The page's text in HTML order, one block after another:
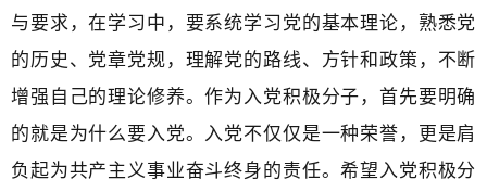
与要求，在学习中，要系统学习党的基本理论，熟悉党
的历史、党章党规，理解党的路线、方针和政策，不断
增强自己的理论修养。作为入党积极分子，首先要明确
的就是为什么要入党。入党不仅仅是一种荣誉，更是肩
负起为共产主义事业奋斗终身的责任。希望入党积极分